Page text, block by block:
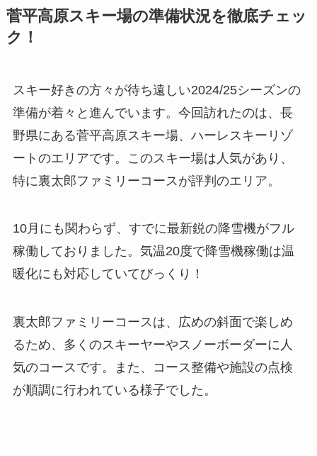
菅平高原スキー場の準備状況を徹底チェッ
ク！
スキー好きの方々が待ち遠しい2024/25シーズンの
準備が着々と進んでいます。今回訪れたのは、長
野県にある菅平高原スキー場、ハーレスキーリゾ
ートのエリアです。このスキー場は人気があり、
特に裏太郎ファミリーコースが評判のエリア。
10月にも関わらず、すでに最新鋭の降雪機がフル
稼働しておりました。気温20度で降雪機稼働は温
暖化にも対応していてびっくり！
裏太郎ファミリーコースは、広めの斜面で楽しめ
るため、多くのスキーヤーやスノーボーダーに人
気のコースです。また、コース整備や施設の点検
が順調に行われている様子でした。